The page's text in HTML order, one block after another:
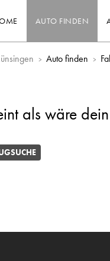
AUTO FINDEN
Auto finden
als wäre